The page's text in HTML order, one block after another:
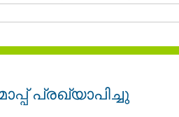
പ്രഖ്യാപിച്ചു